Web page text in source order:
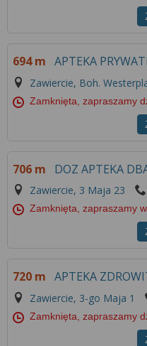
694 m APTEKA
Zawiercie, Boh.
Zamknięta, zapraszamy
706 m DOZ APTEKA
Zawiercie, 3 Maja 23
Zamknięta, zapraszamy
720 m APTEKA
Zawiercie, 3-go Maja 1
Zamknięta, zapraszamy